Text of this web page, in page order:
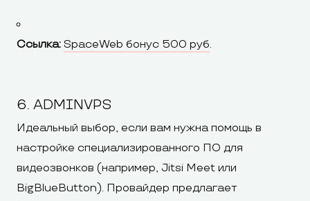
Ссылка: SpaceWeb бонус 500 руб.
6. ADMINVPS
Идеальный выбор, если вам нужна помощь в
настройке специализированного ПО для
видеозвонков (например, Jitsi Meet или
BigBlueButton). Провайдер предлагает